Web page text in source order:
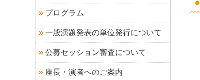
プログラム
一般演題発表の単位発行について
公募セッション審査について
座長・演者へのご案内